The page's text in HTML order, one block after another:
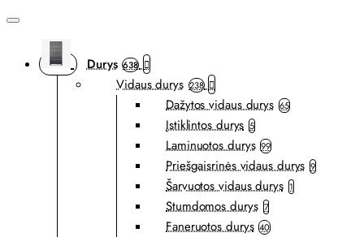
Durys 638
Vidaus durys 238
Dažytos vidaus durys 65
Įstiklintos durys 5
Laminuotos durys 99
Priešgaisrinės vidaus durys 9
Šarvuotos vidaus durys 1
Stumdomos durys 7
Faneruotos durys 40